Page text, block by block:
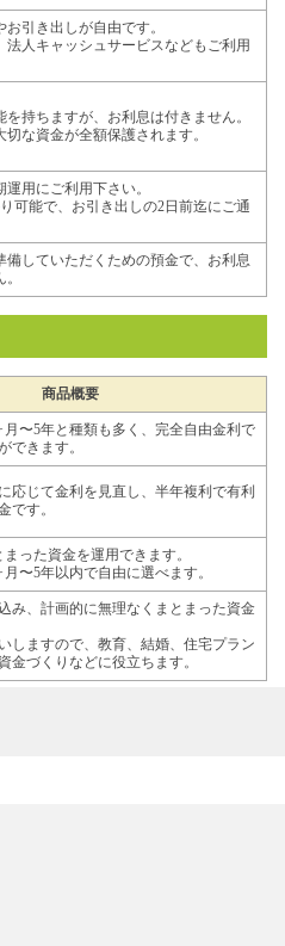
引き出しが自由です。
法人キャッシュサービスなどもご利用
持ちますが、お利息は付きません。
な資金が全額保護されます。
用にご利用下さい。
可能で、お引き出しの2日前迄にご通
備していただくための預金で、お利息
商品概要
月〜5年と種類も多く、完全自由金利で
できます。
応じて金利を見直し、半年複利で有利
です。
った資金を運用できます。
〜5年以内で自由に選べます。
み、計画的に無理なくまとまった資金
しますので、教育、結婚、住宅プラン
金づくりなどに役立ちます。